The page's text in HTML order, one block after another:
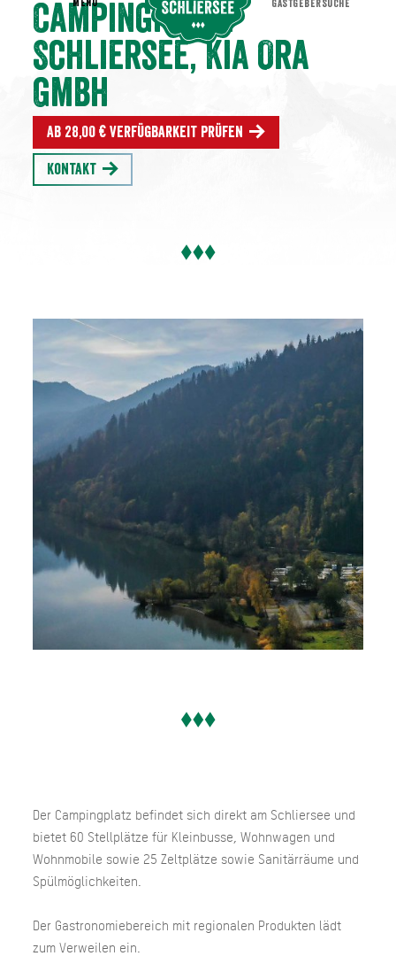
Campingplatz
Schliersee, Kia Ora
Gmbh
Ab 28,00 € Verfügbarkeit prüfen
Kontakt
Der Campingplatz befindet sich direkt am Schliersee und
bietet 60 Stellplätze für Kleinbusse, Wohnwagen und
Wohnmobile sowie 25 Zeltplätze sowie Sanitärräume und
Spülmöglichkeiten.
Der Gastronomiebereich mit regionalen Produkten lädt
zum Verweilen ein.
MENU GASTGEBERSUCHE